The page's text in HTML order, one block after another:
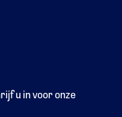
u in voor onze